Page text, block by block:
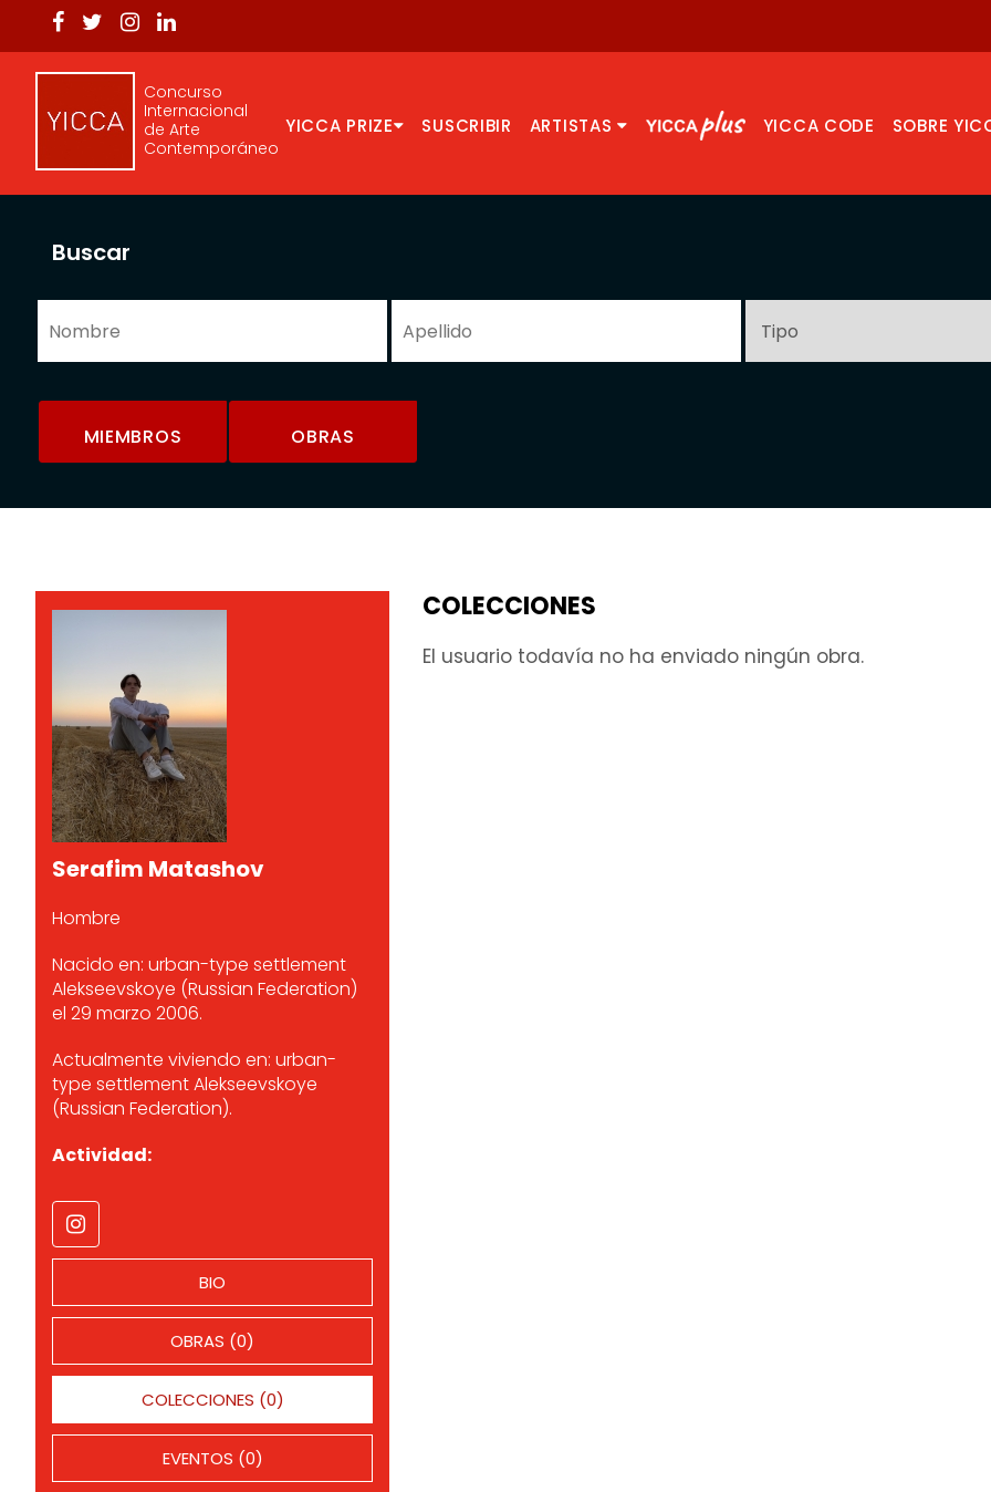
Concurso
Internacional
de Arte
Contemporáneo
YICCA PRIZE SUSCRIBIR ARTISTAS YICCA CODE SOBRE
Buscar
MIEMBROS OBRAS
Serafim Matashov
Hombre
Nacido en: urban-type settlement
Alekseevskoye (Russian Federation)
el 29 marzo 2006.
Actualmente viviendo en: urban-
type settlement Alekseevskoye
(Russian Federation).
Actividad:
BIO
OBRAS (0)
COLECCIONES (0)
EVENTOS (0)
COLECCIONES
El usuario todavía no ha enviado ningún obra.